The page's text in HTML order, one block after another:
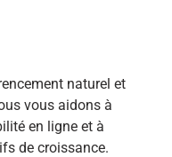
naturel et
vous aidons à
en ligne et à
de croissance.